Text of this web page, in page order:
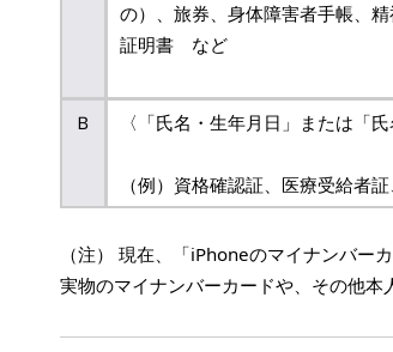
の）、旅券、身体障害者手帳、
証明書 など
Ｂ 〈「氏名・生年月日」または「
（例）資格確認証、医療受給者
（注） 現在、「iPhoneのマイナンバー
実物のマイナンバーカードや、その他本